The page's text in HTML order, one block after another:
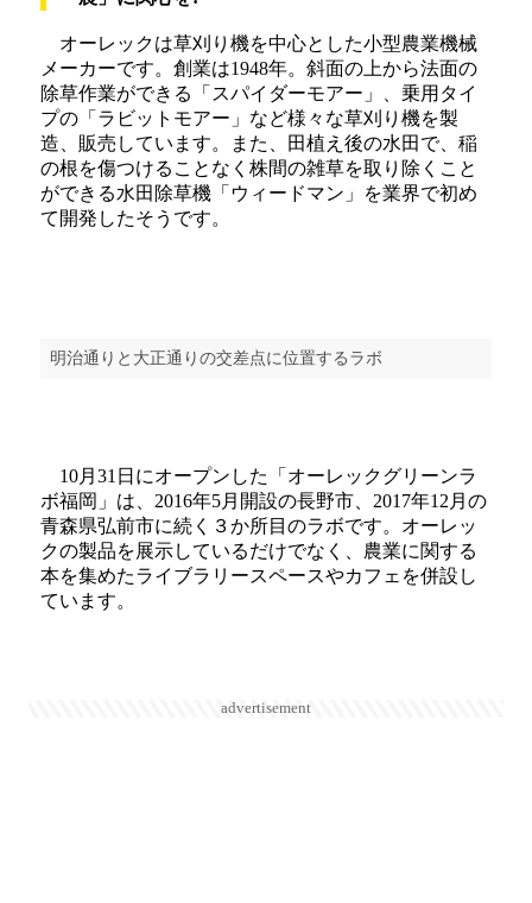
オーレックは草刈り機を中心とした小型農業機械
メーカーです。創業は1948年。斜面の上から法面の
除草作業ができる「スパイダーモアー」、乗用タイ
プの「ラビットモアー」など様々な草刈り機を製
造、販売しています。また、田植え後の水田で、稲
の根を傷つけることなく株間の雑草を取り除くこと
ができる水田除草機「ウィードマン」を業界で初め
て開発したそうです。
明治通りと大正通りの交差点に位置するラボ
10月31日にオープンした「オーレックグリーンラ
ボ福岡」は、2016年5月開設の長野市、2017年12月の
青森県弘前市に続く３か所目のラボです。オーレッ
クの製品を展示しているだけでなく、農業に関する
本を集めたライブラリースペースやカフェを併設し
ています。
advertisement